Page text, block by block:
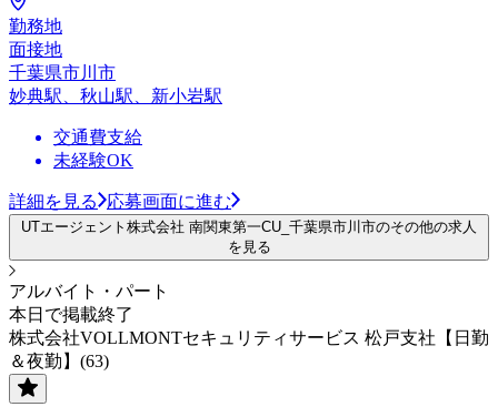
勤務地
面接地
千葉県市川市
妙典駅、秋山駅、新小岩駅
交通費支給
未経験OK
詳細を見る 応募画面に進む
UTエージェント株式会社 南関東第一CU_千葉県市川市のその他の求人
を見る
アルバイト・パート
本日で掲載終了
株式会社VOLLMONTセキュリティサービス 松戸支社【日勤
＆夜勤】(63)